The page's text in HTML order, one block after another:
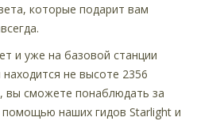
которые подарит вам
и уже на базовой станции
не высоте 2356
вы сможете понаблюдать за
помощью наших гидов Starlight и